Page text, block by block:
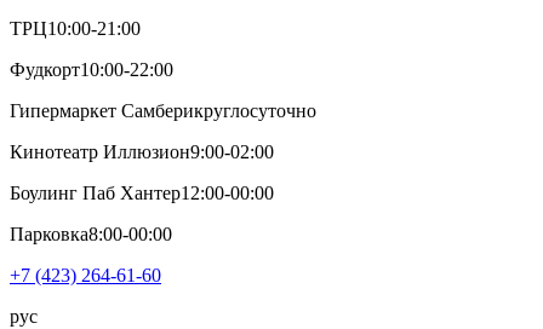
ТРЦ10:00-21:00
Фудкорт10:00-22:00
Гипермаркет Самберикруглосуточно
Кинотеатр Иллюзион9:00-02:00
Боулинг Паб Хантер12:00-00:00
Парковка8:00-00:00
+7 (423) 264-61-60
рус